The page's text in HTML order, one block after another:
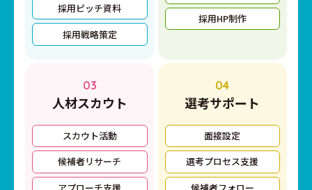
採用ピッチ資料
採用戦略策定
採用HP制作
03
人材スカウト
スカウト活動
候補者リサーチ
04
選考サポート
面接設定
選考プロセス支援